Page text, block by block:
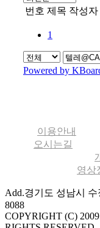
번호 제목 작성자
1
Powered by
이용안내
오시는길
영상
Add.경기도 성남시
8088
COPYRIGHT (C)